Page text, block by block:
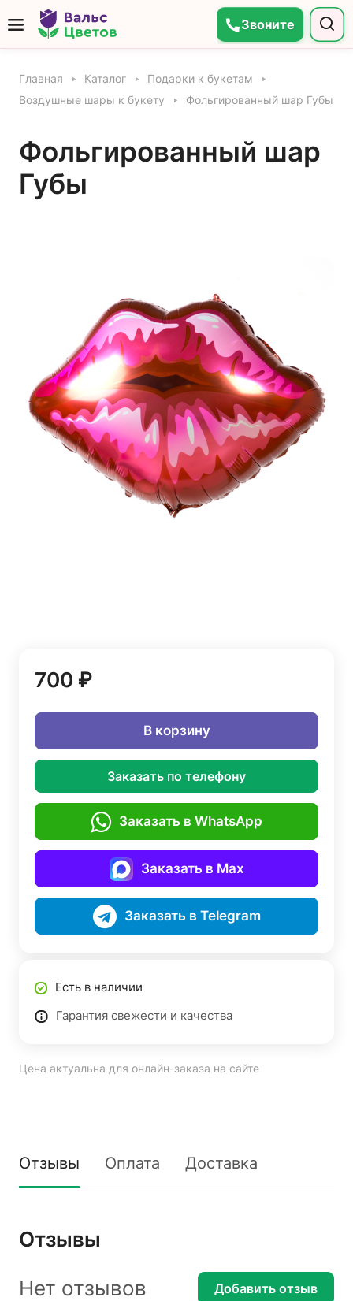
Звоните
Главная Каталог
Подарки к букетам
Воздушные шары к букету
Фольгированный шар Губы
Фольгированный шар
Губы
700 ₽
В корзину
Заказать по телефону
Заказать в WhatsApp
Заказать в Max
Заказать в Telegram
Есть в наличии
Гарантия свежести и качества
Цена актуальна для онлайн-заказа на сайте
Отзывы Оплата Доставка
Отзывы
Нет отзывов Добавить отзыв